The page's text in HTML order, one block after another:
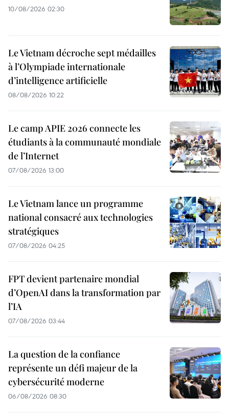
10/08/2026 02:30
Le Vietnam décroche sept médailles
à l’Olympiade internationale
d’intelligence artificielle
08/08/2026 10:22
Le camp APIE 2026 connecte les
étudiants à la communauté mondiale
de l’Internet
07/08/2026 13:00
Le Vietnam lance un programme
national consacré aux technologies
stratégiques
07/08/2026 04:25
FPT devient partenaire mondial
d’OpenAI dans la transformation par
l’IA
07/08/2026 03:44
La question de la confiance
représente un défi majeur de la
cybersécurité moderne
06/08/2026 08:30